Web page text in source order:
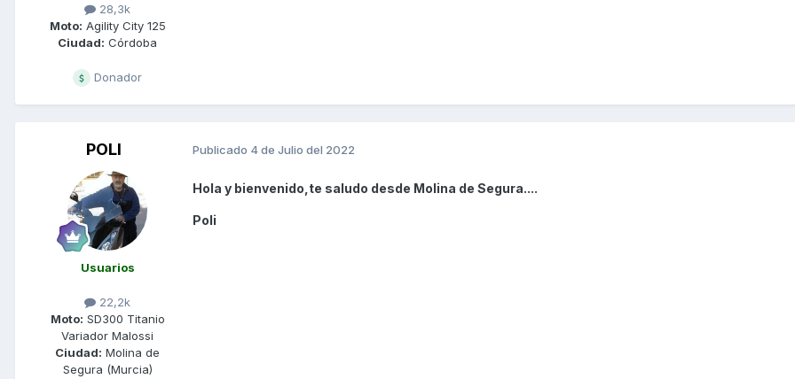
28,3k
Moto: Agility City 125
Ciudad: Córdoba
Donador
POLI
Usuarios
22,2k
Moto: SD300 Titanio
Variador Malossi
Ciudad: Molina de
Segura (Murcia)
Publicado 4 de Julio del 2022
Hola y bienvenido,te saludo desde Molina de Segura....
Poli